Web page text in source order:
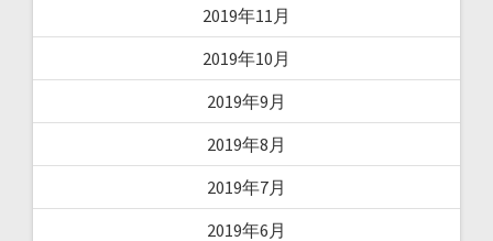
2019年11月
2019年10月
2019年9月
2019年8月
2019年7月
2019年6月